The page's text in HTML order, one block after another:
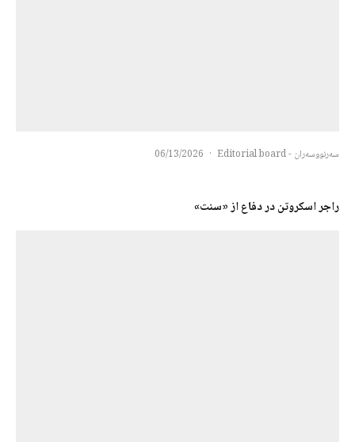
سەرنووسەران - Editorial board ·
06/13/2026
راجر اسکروتن در دفاع از «سنت»